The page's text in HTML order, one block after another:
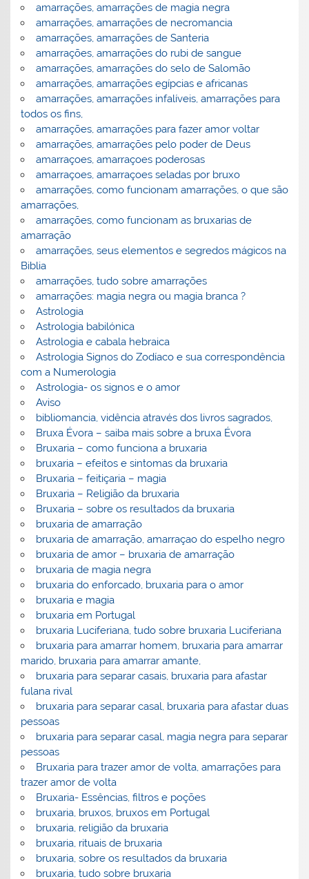
amarrações, amarrações de magia negra
amarrações, amarrações de necromancia
amarrações, amarrações de Santeria
amarrações, amarrações do rubi de sangue
amarrações, amarrações do selo de Salomão
amarrações, amarrações egípcias e africanas
amarrações, amarrações infalíveis, amarrações para
todos os fins,
amarrações, amarrações para fazer amor voltar
amarrações, amarrações pelo poder de Deus
amarraçoes, amarraçoes poderosas
amarraçoes, amarraçoes seladas por bruxo
amarrações, como funcionam amarrações, o que são
amarrações,
amarrações, como funcionam as bruxarias de
amarração
amarrações, seus elementos e segredos mágicos na
Biblia
amarrações, tudo sobre amarrações
amarrações: magia negra ou magia branca ?
Astrologia
Astrologia babilónica
Astrologia e cabala hebraica
Astrologia Signos do Zodíaco e sua correspondência
com a Numerologia
Astrologia- os signos e o amor
Aviso
bibliomancia, vidência através dos livros sagrados,
Bruxa Évora – saiba mais sobre a bruxa Évora
Bruxaria – como funciona a bruxaria
bruxaria – efeitos e sintomas da bruxaria
Bruxaria – feitiçaria – magia
Bruxaria – Religião da bruxaria
Bruxaria – sobre os resultados da bruxaria
bruxaria de amarração
bruxaria de amarração, amarraçao do espelho negro
bruxaria de amor – bruxaria de amarração
bruxaria de magia negra
bruxaria do enforcado, bruxaria para o amor
bruxaria e magia
bruxaria em Portugal
bruxaria Luciferiana, tudo sobre bruxaria Luciferiana
bruxaria para amarrar homem, bruxaria para amarrar
marido, bruxaria para amarrar amante,
bruxaria para separar casais, bruxaria para afastar
fulana rival
bruxaria para separar casal, bruxaria para afastar duas
pessoas
bruxaria para separar casal, magia negra para separar
pessoas
Bruxaria para trazer amor de volta, amarrações para
trazer amor de volta
Bruxaria- Essências, filtros e poções
bruxaria, bruxos, bruxos em Portugal
bruxaria, religião da bruxaria
bruxaria, rituais de bruxaria
bruxaria, sobre os resultados da bruxaria
bruxaria, tudo sobre bruxaria